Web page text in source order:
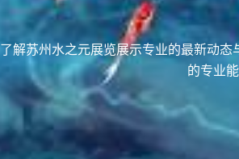
了解苏州水之元展览展示专业的最新动
的专业